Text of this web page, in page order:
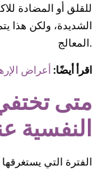
للقلق أو المضادة
الشديدة، ولكن هذا
المعالج.
اقرأ أيضًا: أعراض
متى
النفسية
الفترة التي